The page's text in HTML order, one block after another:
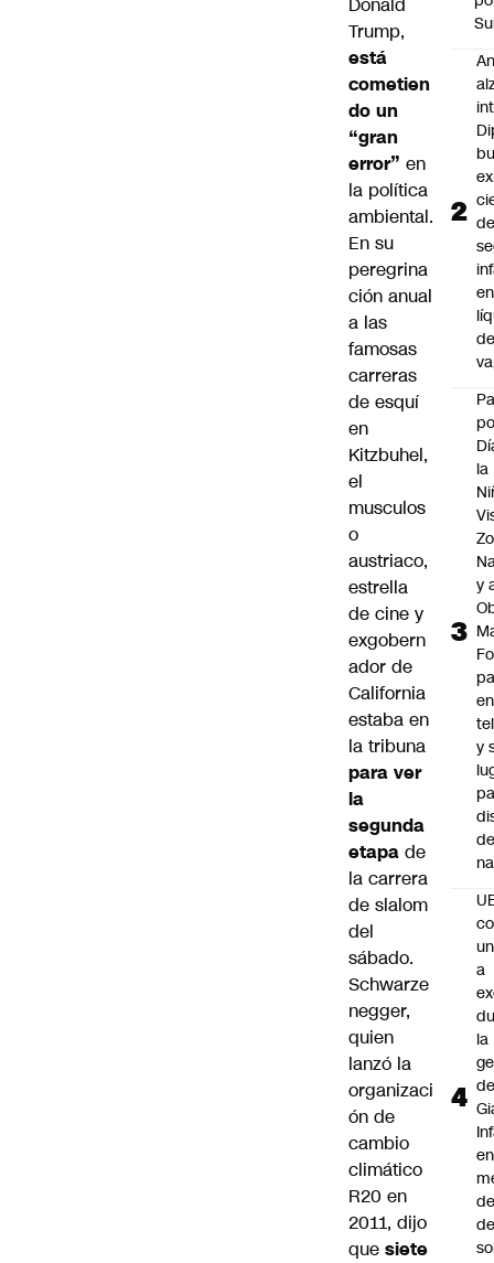
Trump,
está
cometien
do un
“gran
error” en
la política
ambiental.
En su
peregrina
ción anual
a las
famosas
carreras
de esquí
en
Kitzbuhel,
el
musculos
o
austriaco,
estrella
de cine y
exgobern
ador de
California
estaba en
la tribuna
para ver
la
segunda
etapa de
la carrera
de slalom
del
sábado.
Schwarze
negger,
quien
lanzó la
organizaci
ón de
cambio
climático
R20 en
2011, dijo
que siete
de
en
de
la
y
en
y
a
la
de
en
de